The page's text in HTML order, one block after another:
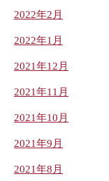
2022年2月
2022年1月
2021年12月
2021年11月
2021年10月
2021年9月
2021年8月